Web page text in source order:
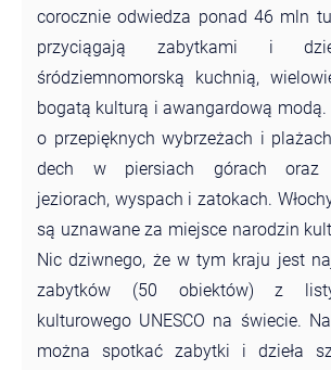
corocznie odwiedza ponad 46 mln
przyciągają zabytkami i
śródziemnomorską kuchnią,
bogatą kulturą i awangardową
o przepięknych wybrzeżach i
dech w piersiach górach oraz
jeziorach, wyspach i zatokach.
są uznawane za miejsce narodzin
Nic dziwnego, że w tym kraju jest
zabytków (50 obiektów) z
kulturowego UNESCO na świecie.
można spotkać zabytki i dzieła